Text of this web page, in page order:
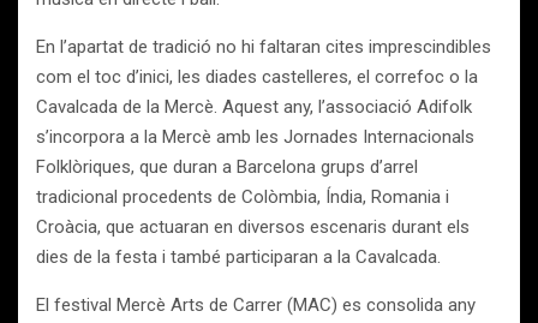
En l’apartat de tradició no hi faltaran cites imprescindibles
com el toc d’inici, les diades castelleres, el correfoc o la
Cavalcada de la Mercè. Aquest any, l’associació Adifolk
s’incorpora a la Mercè amb les Jornades Internacionals
Folklòriques, que duran a Barcelona grups d’arrel
tradicional procedents de Colòmbia, Índia, Romania i
Croàcia, que actuaran en diversos escenaris durant els
dies de la festa i també participaran a la Cavalcada.
El festival Mercè Arts de Carrer (MAC) es consolida any